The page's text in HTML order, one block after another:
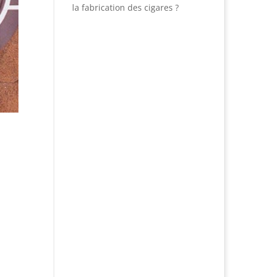
la fabrication des cigares ?